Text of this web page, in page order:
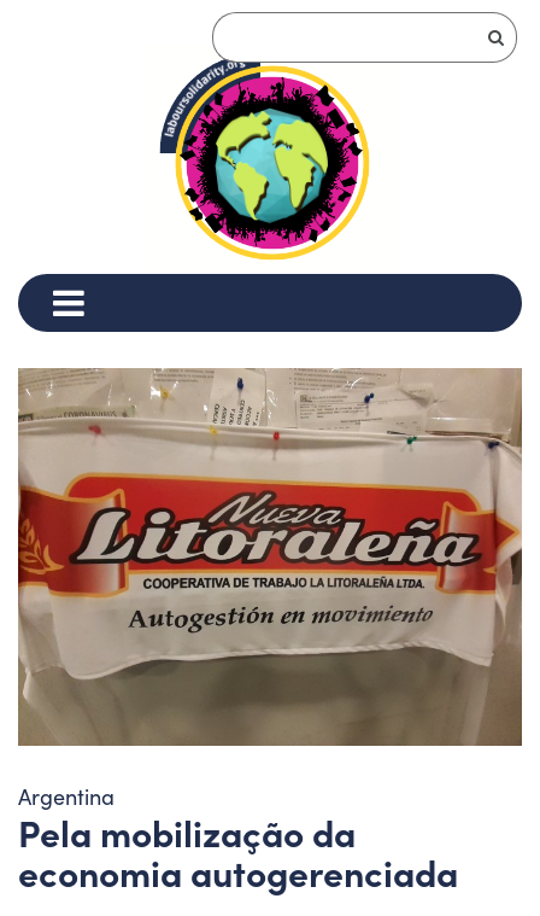
Argentina
Pela mobilização da
economia autogerenciada